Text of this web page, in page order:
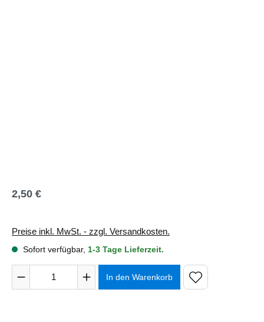
Regulärer Preis:
2,50 €
Preise inkl. MwSt. - zzgl. Versandkosten.
Sofort verfügbar, 1-3 Tage Lieferzeit.
Produkt Anzahl: Gib den gewünschten Wert ein oder
In den Warenkorb